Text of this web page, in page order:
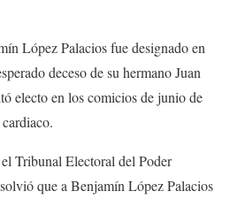
López Palacios fue designado en
deceso de su hermano Juan
electo en los comicios de junio de
Tribunal Electoral del Poder
que a Benjamín López Palacios